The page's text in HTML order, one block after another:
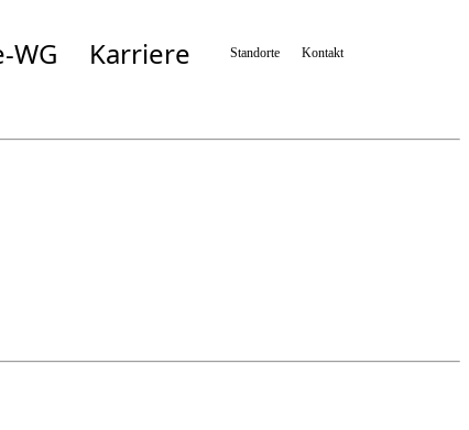
WG Karriere Standorte Kontakt